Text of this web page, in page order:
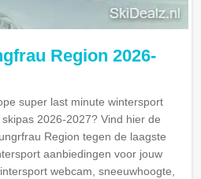
Region 2026-
super last minute wintersport
2026-2027? Vind hier de
Region tegen de laagste
aanbiedingen voor jouw
webcam, sneeuwhoogte,